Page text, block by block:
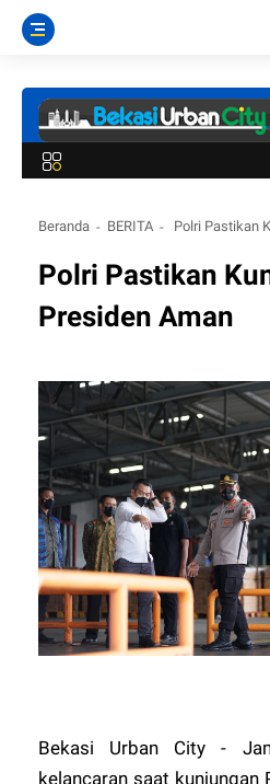
Beranda BERITA Polri Pastikan
Polri Pastikan
Presiden Aman
Bekasi Urban City -
kelancaran saat kunjungan